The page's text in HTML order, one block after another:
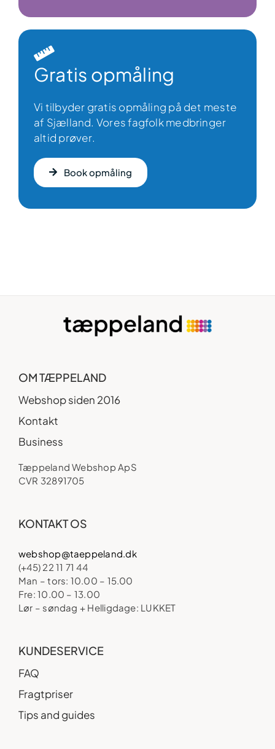
Gratis opmåling
Vi tilbyder gratis opmåling på det meste
af Sjælland. Vores fagfolk medbringer
altid prøver.
Book opmåling
OM TÆPPELAND
Webshop siden 2016
Kontakt
Business
Tæppeland Webshop ApS
CVR 32891705
KONTAKT OS
webshop@taeppeland.dk
(+45) 22 11 71 44
Man – tors: 10.00 – 15.00
Fre: 10.00 – 13.00
Lør – søndag + Helligdage: LUKKET
KUNDESERVICE
FAQ
Fragtpriser
Tips and guides